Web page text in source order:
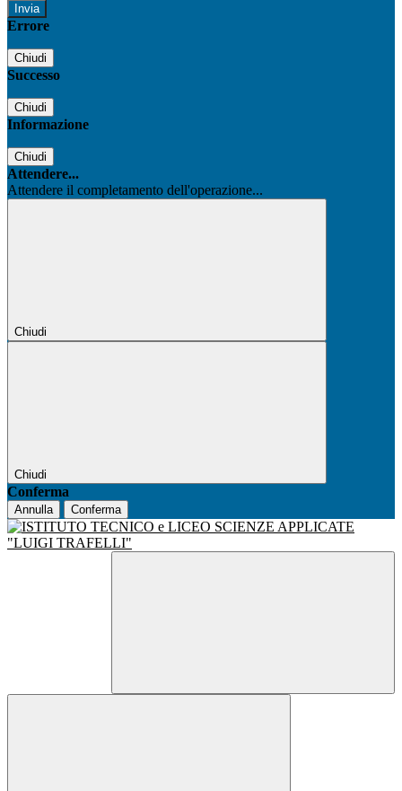
Errore
Chiudi
Successo
Chiudi
Informazione
Chiudi
Attendere...
Attendere il completamento dell'operazione...
Chiudi
Chiudi
Conferma
Annulla Conferma